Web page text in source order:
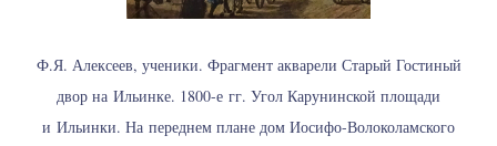
Ф.Я. Алексеев, ученики. Фрагмент акварели Старый Гостиный
двор на Ильинке. 1800-е гг. Угол Карунинской площади
и Ильинки. На переднем плане дом Иосифо-Волоколамского